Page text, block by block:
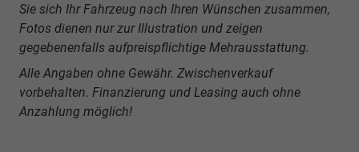
Sie sich Ihr Fahrzeug nach Ihren Wünschen zusammen,
Fotos dienen nur zur Illustration und zeigen
gegebenenfalls aufpreispflichtige Mehrausstattung.
Alle Angaben ohne Gewähr. Zwischenverkauf
vorbehalten. Finanzierung und Leasing auch ohne
Anzahlung möglich!